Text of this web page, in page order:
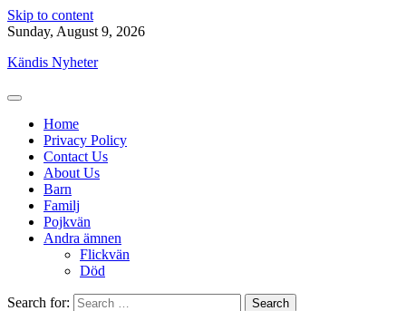
Skip to content
Sunday, August 9, 2026
Kändis Nyheter
Home
Privacy Policy
Contact Us
About Us
Barn
Familj
Pojkvän
Andra ämnen
Flickvän
Död
Search for: